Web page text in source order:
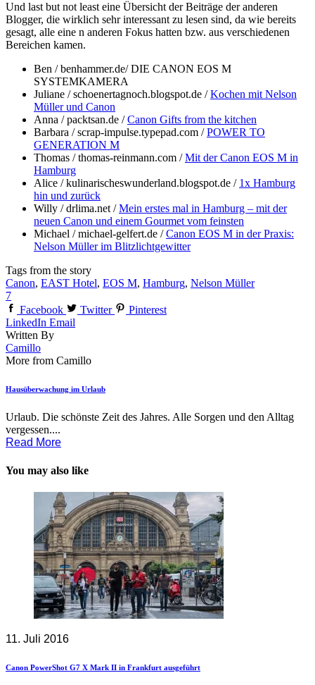
Und last but not least eine Übersicht der Beiträge der anderen
Blogger, die wirklich sehr interessant zu lesen sind, da wie bereits
gesagt, alle eine n anderen Fokus hatten bzw. aus verschiedenen
Bereichen kamen.
Ben / benhammer.de/ DIE CANON EOS M
SYSTEMKAMERA
Juliane / schoenertagnoch.blogspot.de /Kochen mit Nelson
Müller und Canon
Anna / packtsan.de /Canon Gifts from the kitchen
Barbara / scrap-impulse.typepad.com /POWER TO
GENERATION M
Thomas / thomas-reinmann.com /Mit der Canon EOS M in
Hamburg
Alice / kulinarischeswunderland.blogspot.de / 1x Hamburg
hin und zurück
Willy / drlima.net /Mein erstes mal in Hamburg – mit der
neuen Canon und einem Gourmet vom feinsten
Michael / michael-gelfert.de /Canon EOS M in der Praxis:
Nelson Müller im Blitzlichtgewitter
Tags from the story
Canon, EAST Hotel, EOS M, Hamburg, Nelson Müller
7
Facebook
Twitter
Pinterest
LinkedIn Email
Written By
Camillo
More from Camillo
Hausüberwachung im Urlaub
Urlaub. Die schönste Zeit des Jahres. Alle Sorgen und den Alltag
vergessen....
Read More
You may also like
11. Juli 2016
Canon PowerShot G7 X Mark II in Frankfurt ausgeführt